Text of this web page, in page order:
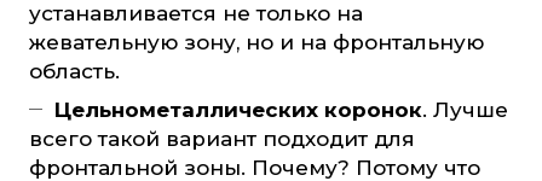
устанавливается не только на
жевательную зону, но и на фронтальную
область.
Цельнометаллических коронок. Лучше
всего такой вариант подходит для
фронтальной зоны. Почему? Потому что